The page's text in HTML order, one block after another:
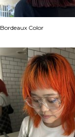
Bordeaux Color